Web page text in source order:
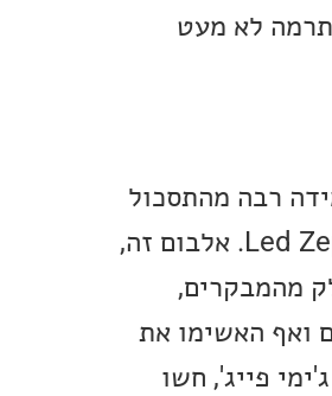
תרמה לא מעט
רבה מהתסכול
של הלהקה מהביקורות שקיבל אלבומם הקודם, "Led Zeppelin III" (1970). אלבום זה,
מהמבקרים,
ואף האשימו את
פייג', חשו